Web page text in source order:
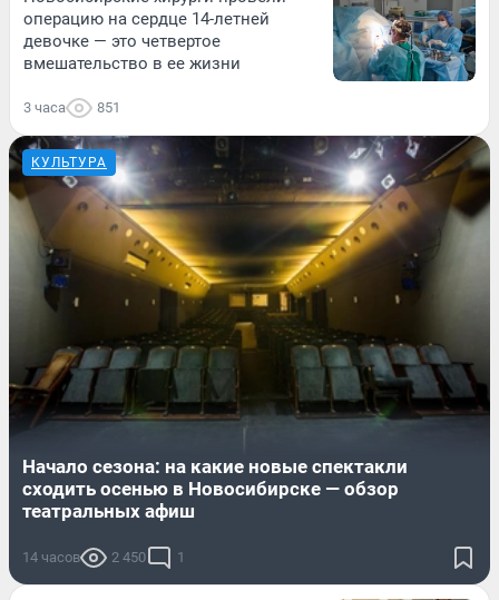
операцию на сердце 14-летней
девочке — это четвертое
вмешательство в ее жизни
3 часа 851
КУЛЬТУРА
Начало сезона: на какие новые спектакли
сходить осенью в Новосибирске — обзор
театральных афиш
14 часов 2 450 1